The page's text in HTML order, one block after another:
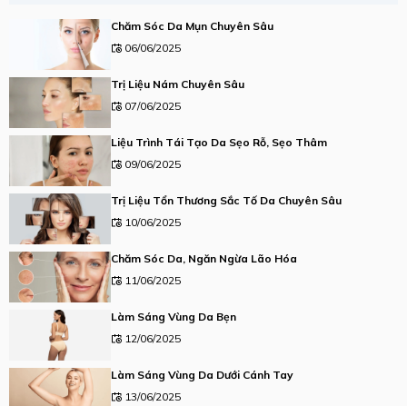
Chăm Sóc Da Mụn Chuyên Sâu
06/06/2025
Trị Liệu Nám Chuyên Sâu
07/06/2025
Liệu Trình Tái Tạo Da Sẹo Rỗ, Sẹo Thâm
09/06/2025
Trị Liệu Tổn Thương Sắc Tố Da Chuyên Sâu
10/06/2025
Chăm Sóc Da, Ngăn Ngừa Lão Hóa
11/06/2025
Làm Sáng Vùng Da Bẹn
12/06/2025
Làm Sáng Vùng Da Dưới Cánh Tay
13/06/2025